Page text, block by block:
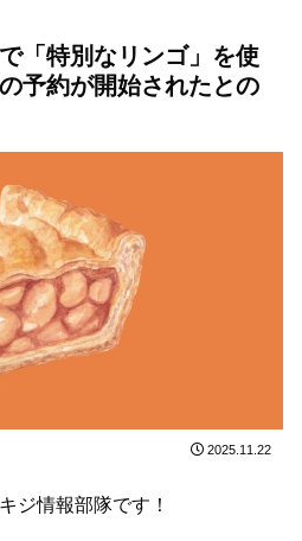
「特別なリンゴ」を使
予約が開始されたとの
2025.11.22
ジ情報部隊です！